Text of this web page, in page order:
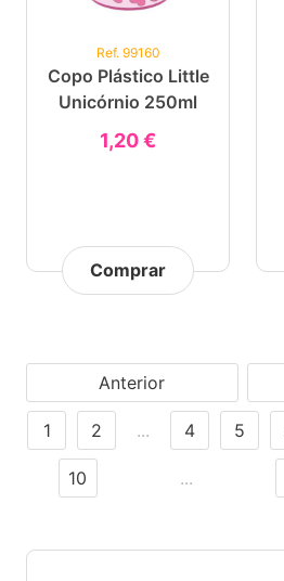
Ref. 99160
Copo Plástico Little
Unicórnio 250ml
1,20 €
Comprar
Anterior
1 2 ... 4 5
10 ...